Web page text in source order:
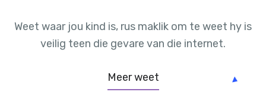
Weet waar jou kind is, rus maklik om te weet hy is
veilig teen die gevare van die internet.
Meer weet